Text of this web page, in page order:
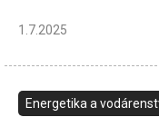
1.7.2025
Energetika a